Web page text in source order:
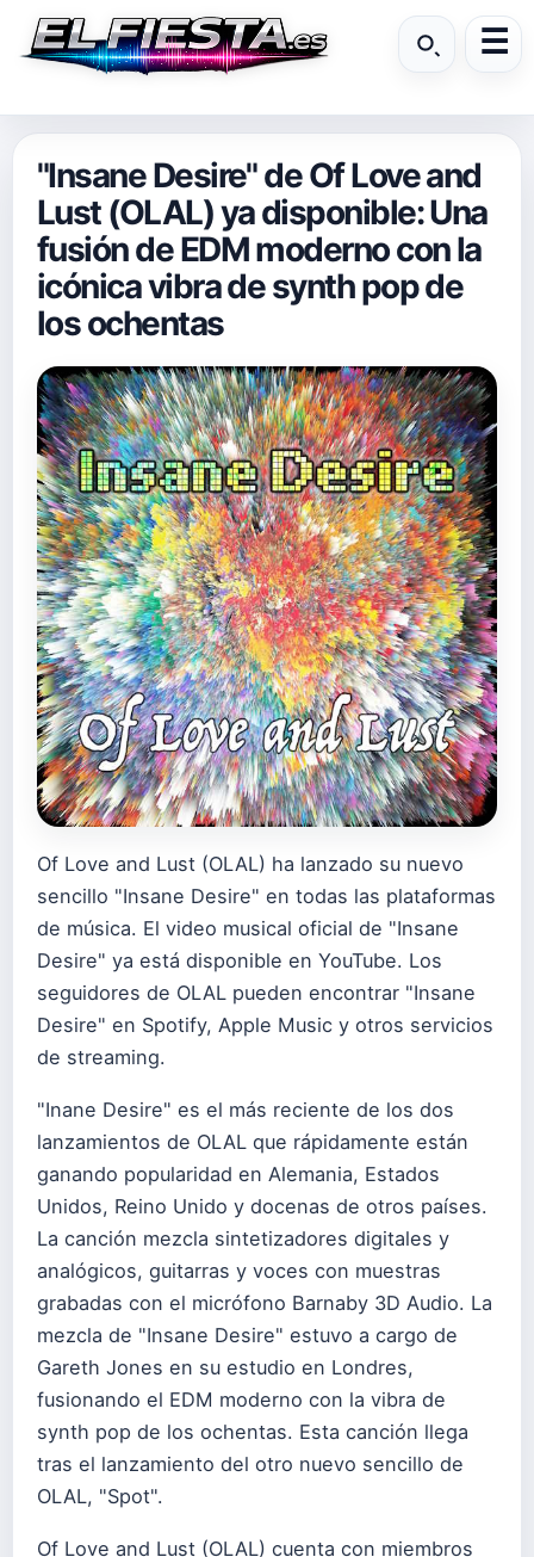
"Insane Desire" de Of Love and
Lust (OLAL) ya disponible: Una
fusión de EDM moderno con la
icónica vibra de synth pop de
los ochentas
Of Love and Lust (OLAL) ha lanzado su nuevo
sencillo "Insane Desire" en todas las plataformas
de música. El video musical oficial de "Insane
Desire" ya está disponible en YouTube. Los
seguidores de OLAL pueden encontrar "Insane
Desire" en Spotify, Apple Music y otros servicios
de streaming.
"Inane Desire" es el más reciente de los dos
lanzamientos de OLAL que rápidamente están
ganando popularidad en Alemania, Estados
Unidos, Reino Unido y docenas de otros países.
La canción mezcla sintetizadores digitales y
analógicos, guitarras y voces con muestras
grabadas con el micrófono Barnaby 3D Audio. La
mezcla de "Insane Desire" estuvo a cargo de
Gareth Jones en su estudio en Londres,
fusionando el EDM moderno con la vibra de
synth pop de los ochentas. Esta canción llega
tras el lanzamiento del otro nuevo sencillo de
OLAL, "Spot".
Of Love and Lust (OLAL) cuenta con miembros